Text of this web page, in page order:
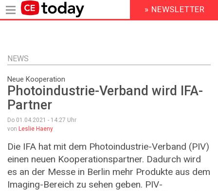
Inhalt
HEADER
MENU
» NEWSLETTER
NEWS
Neue Kooperation
Photoindustrie-Verband wird IFA-
Partner
Do 01.04.2021 - 14:27 Uhr
von Leslie Haeny
Die IFA hat mit dem Photoindustrie-Verband (PIV)
einen neuen Kooperationspartner. Dadurch wird
es an der Messe in Berlin mehr Produkte aus dem
Imaging-Bereich zu sehen geben. PIV-